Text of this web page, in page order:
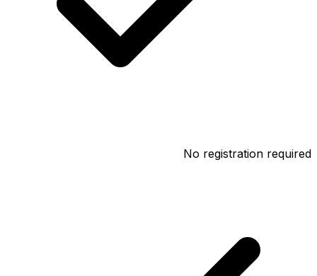
No registration required